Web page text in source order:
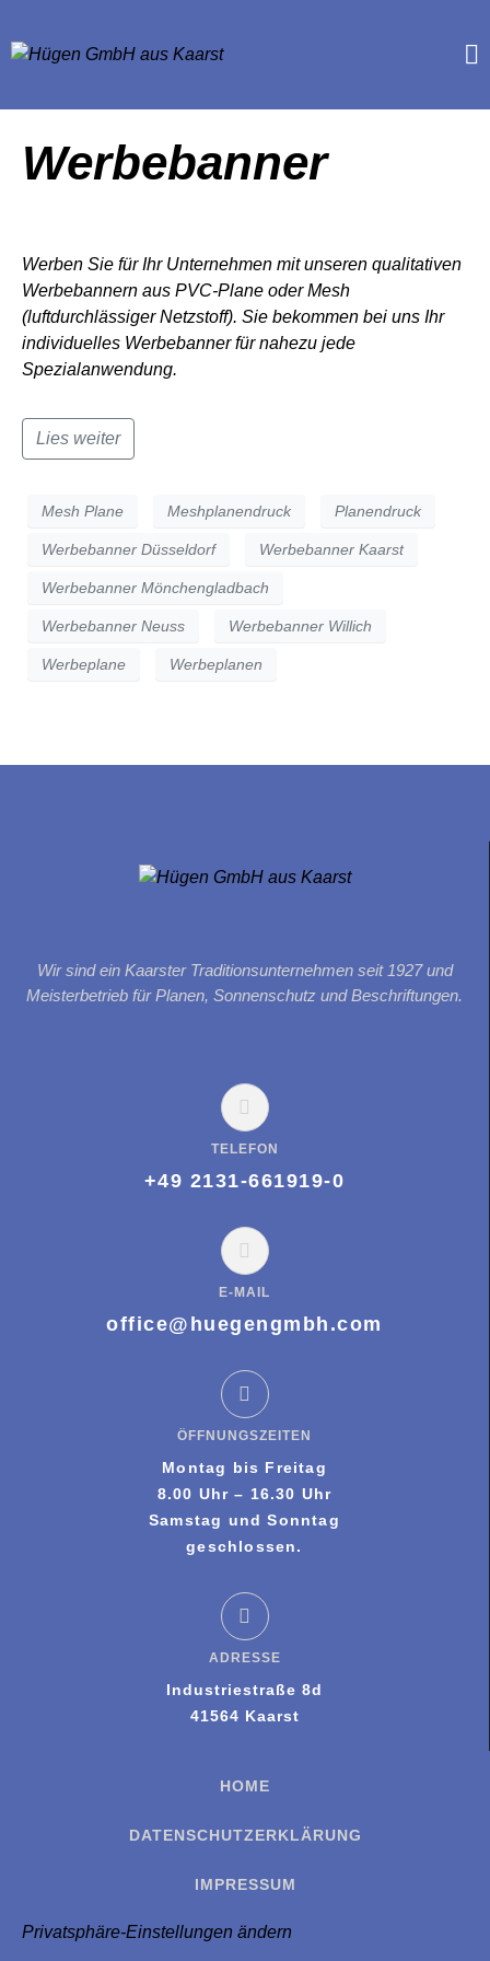
Werbebanner
Werben Sie für Ihr Unternehmen mit unseren qualitativen
Werbebannern aus PVC-Plane oder Mesh
(luftdurchlässiger Netzstoff). Sie bekommen bei uns Ihr
individuelles Werbebanner für nahezu jede
Spezialanwendung.
Lies weiter
Mesh Plane Meshplanendruck Planendruck
Werbebanner Düsseldorf Werbebanner Kaarst
Werbebanner Mönchengladbach
Werbebanner Neuss Werbebanner Willich
Werbeplane Werbeplanen
Wir sind ein Kaarster Traditionsunternehmen seit 1927 und
Meisterbetrieb für Planen, Sonnenschutz und Beschriftungen.
TELEFON
+49 2131-661919-0
E-MAIL
office@huegengmbh.com
ÖFFNUNGSZEITEN
Montag bis Freitag
8.00 Uhr – 16.30 Uhr
Samstag und Sonntag
geschlossen.
ADRESSE
Industriestraße 8d
41564 Kaarst
HOME
DATENSCHUTZERKLÄRUNG
IMPRESSUM
Privatsphäre-Einstellungen ändern